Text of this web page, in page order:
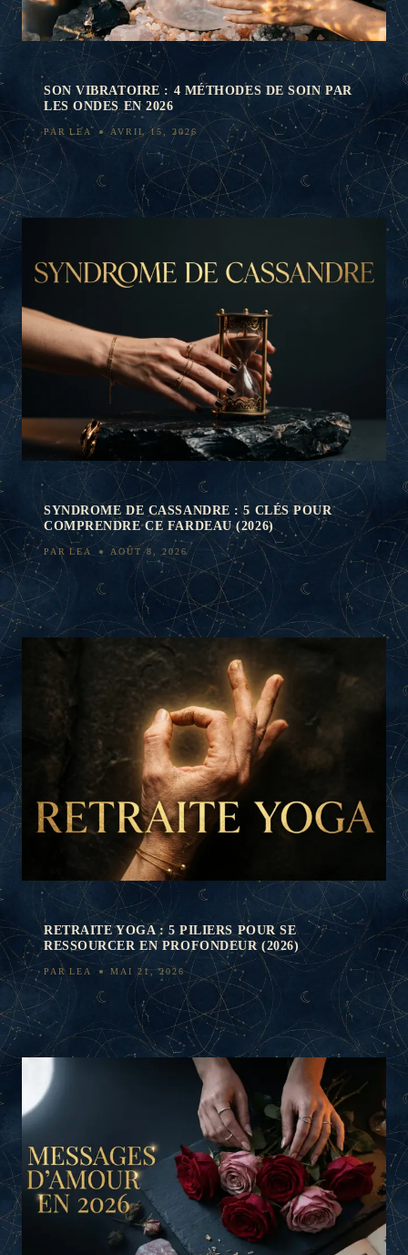
SON VIBRATOIRE : 4 MÉTHODES DE SOIN PAR
LES ONDES EN 2026
PAR LEA AVRIL 15, 2026
SYNDROME DE CASSANDRE : 5 CLÉS POUR
COMPRENDRE CE FARDEAU (2026)
PAR LEA AOÛT 8, 2026
RETRAITE YOGA : 5 PILIERS POUR SE
RESSOURCER EN PROFONDEUR (2026)
PAR LEA MAI 21, 2026